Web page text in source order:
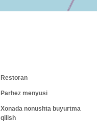
Restoran
Parhez menyusi
Xonada nonushta buyurtma
qilish